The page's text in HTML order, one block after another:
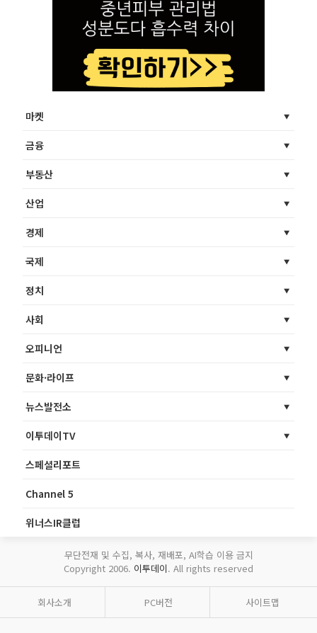
마켓
금융
부동산
산업
경제
국제
정치
사회
오피니언
문화·라이프
뉴스발전소
이투데이TV
스페셜리포트
Channel 5
위너스IR클럽
무단전재 및 수집, 복사, 재배포, AI학습 이용 금지
Copyright 2006. 이투데이. All rights reserved
회사소개 PC버전 사이트맵